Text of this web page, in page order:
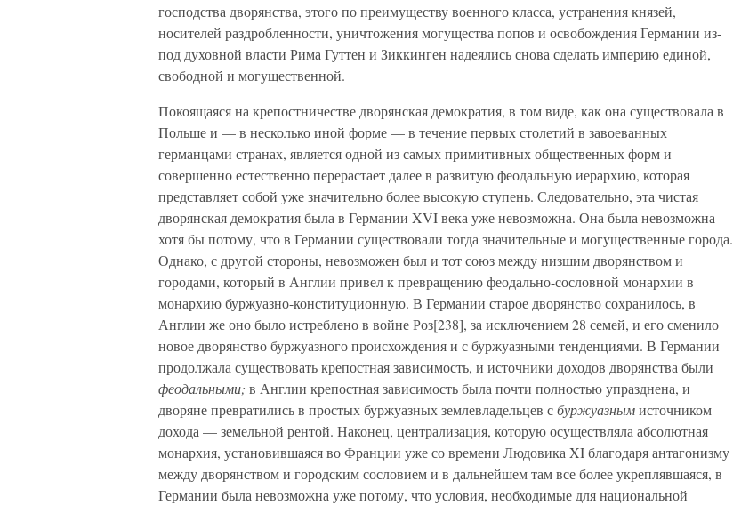
господства дворянства, этого по преимуществу военного класса, устранения князей,
носителей раздробленности, уничтожения могущества попов и освобождения Германии из-
под духовной власти Рима Гуттен и Зиккинген надеялись снова сделать империю единой,
свободной и могущественной.
Покоящаяся на крепостничестве дворянская демократия, в том виде, как она существовала в
Польше и — в несколько иной форме — в течение первых столетий в завоеванных
германцами странах, является одной из самых примитивных общественных форм и
совершенно естественно перерастает далее в развитую феодальную иерархию, которая
представляет собой уже значительно более высокую ступень. Следовательно, эта чистая
дворянская демократия была в Германии XVI века уже невозможна. Она была невозможна
хотя бы потому, что в Германии существовали тогда значительные и могущественные города.
Однако, с другой стороны, невозможен был и тот союз между низшим дворянством и
городами, который в Англии привел к превращению феодально-сословной монархии в
монархию буржуазно-конституционную. В Германии старое дворянство сохранилось, в
Англии же оно было истреблено в войне Роз[238], за исключением 28 семей, и его сменило
новое дворянство буржуазного происхождения и с буржуазными тенденциями. В Германии
продолжала существовать крепостная зависимость, и источники доходов дворянства были
феодальными; в Англии крепостная зависимость была почти полностью упразднена, и
дворяне превратились в простых буржуазных землевладельцев сбуржуазнымисточником
дохода — земельной рентой. Наконец, централизация, которую осуществляла абсолютная
монархия, установившаяся во Франции уже со времени Людовика XI благодаря антагонизму
между дворянством и городским сословием и в дальнейшем там все более укреплявшаяся, в
Германии была невозможна уже потому, что условия, необходимые для национальной